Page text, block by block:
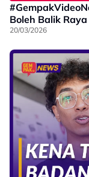
Boleh Balik Raya
20/03/2026